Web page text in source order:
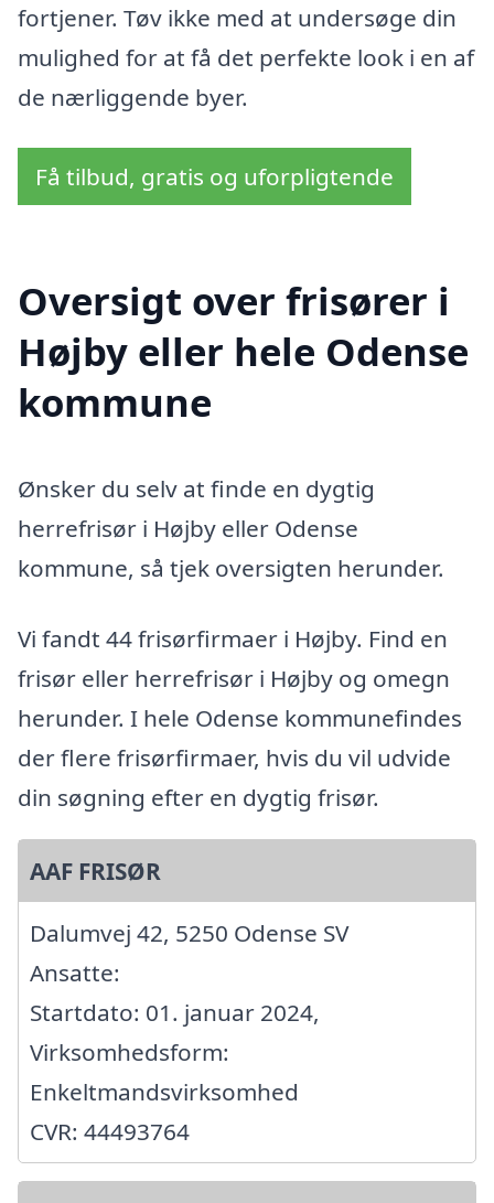
fortjener. Tøv ikke med at undersøge din
mulighed for at få det perfekte look i en af
de nærliggende byer.
Få tilbud, gratis og uforpligtende
Oversigt over frisører i
Højby eller hele Odense
kommune
Ønsker du selv at finde en dygtig
herrefrisør i Højby eller Odense
kommune, så tjek oversigten herunder.
Vi fandt 44 frisørfirmaer i Højby. Find en
frisør eller herrefrisør i Højby og omegn
herunder. I hele Odense kommunefindes
der flere frisørfirmaer, hvis du vil udvide
din søgning efter en dygtig frisør.
AAF FRISØR
Dalumvej 42, 5250 Odense SV
Ansatte:
Startdato: 01. januar 2024,
Virksomhedsform:
Enkeltmandsvirksomhed
CVR: 44493764